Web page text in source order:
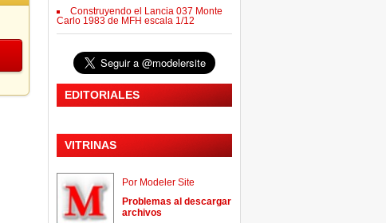
Construyendo el Lancia 037 Monte
Carlo 1983 de MFH escala 1/12
EDITORIALES
VITRINAS
Por Modeler Site
Problemas al descargar
archivos